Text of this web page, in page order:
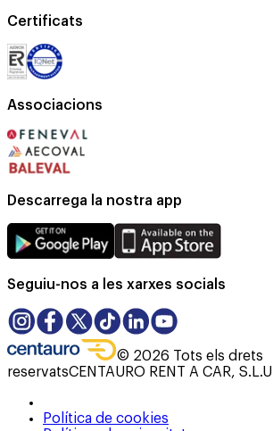
Certificats
Associacions
Descarrega la nostra app
Seguiu-nos a les xarxes socials
© 2026 Tots els drets
reservatsCENTAURO RENT A CAR, S.L.U
Política de cookies